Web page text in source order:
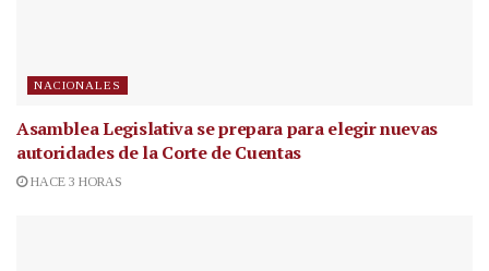
NACIONALES
Asamblea Legislativa se prepara para elegir nuevas
autoridades de la Corte de Cuentas
HACE 3 HORAS